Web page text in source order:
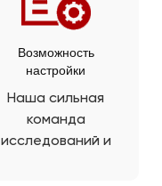
качества
производства.
Возможность
настройки
Наша сильная
команда
исследований и